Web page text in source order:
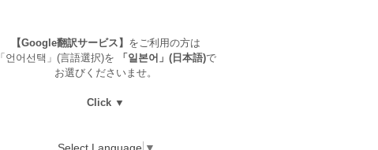
【Google翻訳サービス】 をご利用の方は
「언어선택」(言語選択)を
「일본어」(日本語)で
お選びくださいませ。
Click ▼
Select Language ▼